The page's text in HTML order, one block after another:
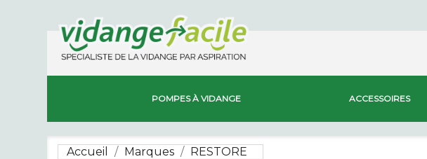
POMPES À VIDANGE ACCESSOIRES
Accueil Marques RESTORE